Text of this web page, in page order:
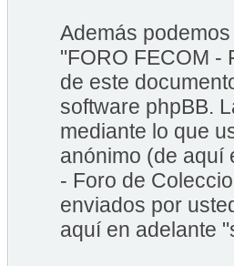
Además
"FORO FECOM -
de este
software phpBB.
mediante lo que
anónimo (de aquí
- Foro de
enviados por
aquí en adelante